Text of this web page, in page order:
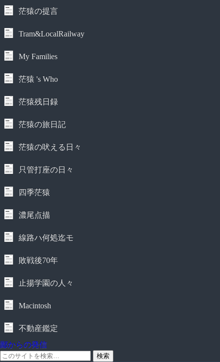
茫猿の提言
Tram&LocalRailway
My Families
茫猿 's Who
茫猿残日録
茫猿の旅日記
茫猿の吠える日々
只管打座の日々
四季茫猿
濃尾点描
線路ハ何処迄モ
敗戦後70年
止揚学園の人々
Macintosh
不動産鑑定
鄙からの発信